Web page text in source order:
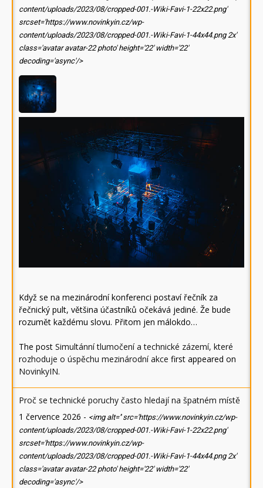
content/uploads/2023/08/cropped-001.-Wiki-Favi-1-22x22.png'
srcset='https://www.novinkyin.cz/wp-
content/uploads/2023/08/cropped-001.-Wiki-Favi-1-44x44.png 2x'
class='avatar avatar-22 photo' height='22' width='22'
decoding='async'/>
Když se na mezinárodní konferenci postaví řečník za
řečnický pult, většina účastníků očekává jediné. Že bude
rozumět každému slovu. Přitom jen málokdo…
The post Simultánní tlumočení a technické zázemí, které
rozhoduje o úspěchu mezinárodní akce first appeared on
NovinkyIN.
Proč se technické poruchy často hledají na špatném místě
1 července 2026 - <img alt='' src='https://www.novinkyin.cz/wp-
content/uploads/2023/08/cropped-001.-Wiki-Favi-1-22x22.png'
srcset='https://www.novinkyin.cz/wp-
content/uploads/2023/08/cropped-001.-Wiki-Favi-1-44x44.png 2x'
class='avatar avatar-22 photo' height='22' width='22'
decoding='async'/>